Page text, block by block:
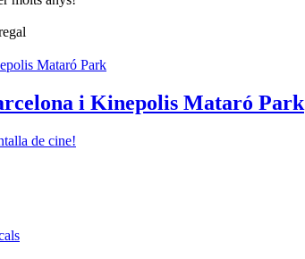
i Kinepolis Mataró Park
de cine!